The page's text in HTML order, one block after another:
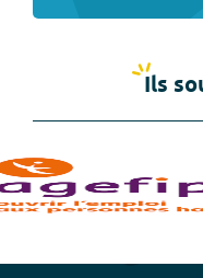
Ils